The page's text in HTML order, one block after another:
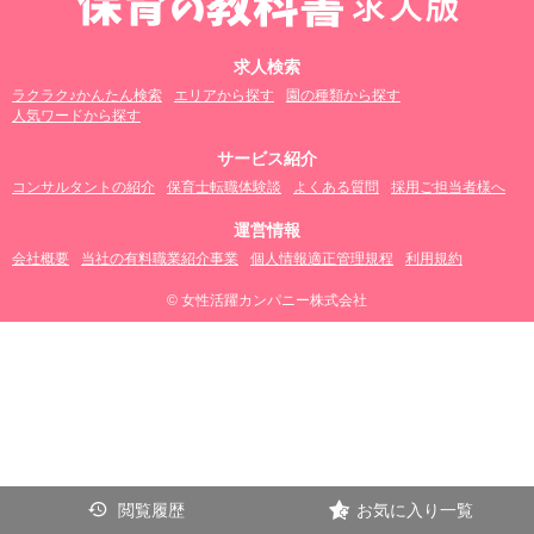
求人検索
ラクラク♪かんたん検索 エリアから探す
園の種類から探す
人気ワードから探す
サービス紹介
コンサルタントの紹介 保育士転職体験談 よくある質問 採用ご担当者様へ
運営情報
会社概要 当社の有料職業紹介事業 個人情報適正管理規程 利用規約
© 女性活躍カンパニー株式会社
閲覧履歴 お気に入り一覧